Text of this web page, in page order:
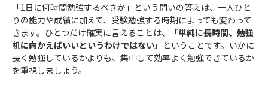
「1日に何時間勉強するべきか」という問いの答えは、一人ひと
りの能力や成績に加えて、受験勉強する時期によっても変わって
きます。ひとつだけ確実に言えることは、
「単純に長時間、勉強
机に向かえばいいというわけではない」 ということです。いかに
長く勉強しているかよりも、集中して効率よく勉強できているか
を重視しましょう。